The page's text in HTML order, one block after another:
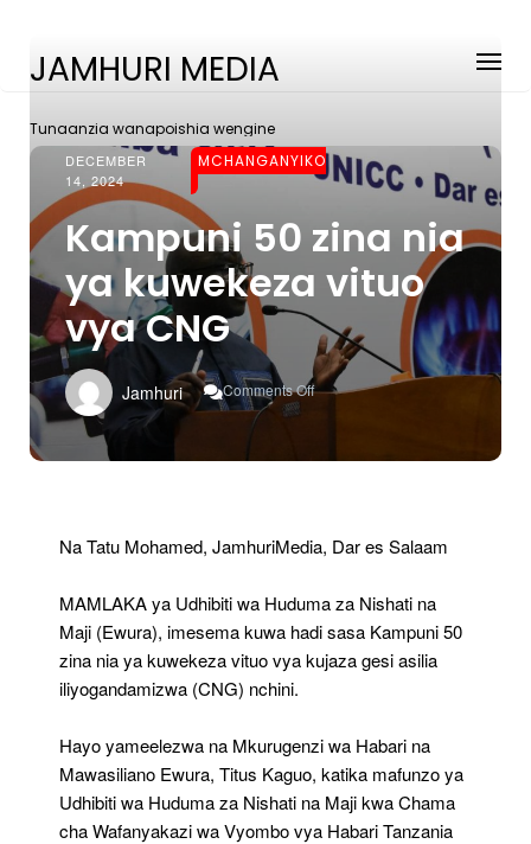
JAMHURI MEDIA
Tunaanzia wanapoishia wengine
DECEMBER
14, 2024
MCHANGANYIKO
Kampuni 50 zina nia
ya kuwekeza vituo
vya CNG
Jamhuri Comments Off
On
Kampuni
Vituo
Vya
Na Tatu Mohamed, JamhuriMedia, Dar es Salaam
MAMLAKA ya Udhibiti wa Huduma za Nishati na
Maji (Ewura), imesema kuwa hadi sasa Kampuni 50
zina nia ya kuwekeza vituo vya kujaza gesi asilia
iliyogandamizwa (CNG) nchini.
Hayo yameelezwa na Mkurugenzi wa Habari na
Mawasiliano Ewura, Titus Kaguo, katika mafunzo ya
Udhibiti wa Huduma za Nishati na Maji kwa Chama
cha Wafanyakazi wa Vyombo vya Habari Tanzania